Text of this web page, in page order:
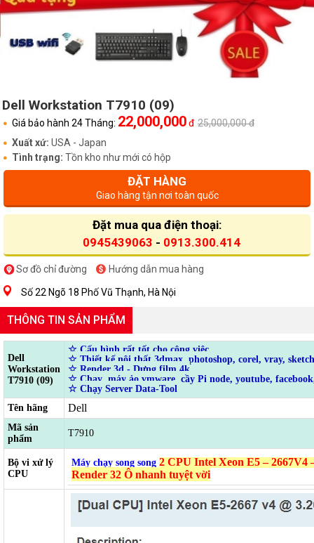
Dell Workstation T7910 (09)
Giá bảo hành 24 Tháng: 22,000,000đ 25,000,000 đ
Xuất xứ: USA - Japan
Tình trạng: Tồn kho như mới có hộp
ĐẶT HÀNG
Giao hàng tận nơi toàn quốc
Đặt mua qua điện thoại:
0945439063 - 0913.300.414
Sơ đồ chỉ đường Hướng dẫn mua hàng
Số 22 Ngõ 18 Phố Vũ Thạnh, Hà Nội
THÔNG TIN SẢN PHẨM
Dell
Workstation
T7910 (09)
☆ Cấu hình rất tốt cho công việc
☆ Thiết kế nội thất 3dmax, photoshop, corel, vray,
☆ Render 3d - Dựng film 4k
☆ Chạy máy ảo vmware, cầy Pi node, youtube,
☆ Chạy Server Data-Tool
Tên hãng
Dell
Mã sản
phẩm
T7910
Bộ vi xử lý
CPU
Máy chạy song song 2 CPU Intel Xeon E5 – 2667V4
Render 32 Ô nhanh tuyệt vời